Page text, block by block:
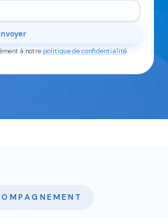
à notre politique de confidentialité.